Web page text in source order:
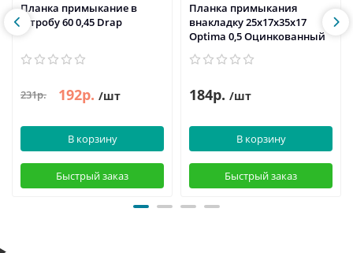
Планка примыкание в
штробу 60 0,45 Drap
231р. 192р. /шт
В корзину
Быстрый заказ
Планка примыкания
внакладку 25х17х35х17
Optima 0,5 Оцинкованный
184р. /шт
В корзину
Быстрый заказ